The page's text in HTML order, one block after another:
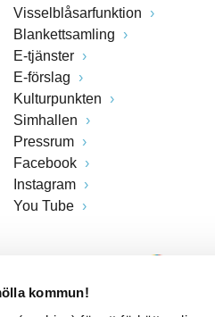
kommun!
Visselblåsarfunktion
Blankettsamling
E-tjänster
E-förslag
Kulturpunkten
Simhallen
Pressrum
Facebook
Instagram
You Tube